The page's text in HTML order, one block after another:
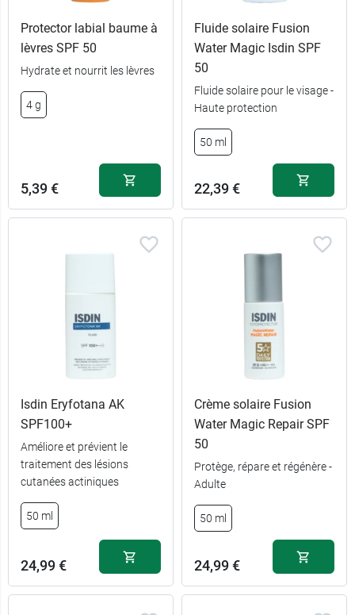
Protector labial baume à
lèvres SPF 50
Hydrate et nourrit les lèvres
4 g
5,39 €
Fluide solaire Fusion
Water Magic Isdin SPF
50
Fluide solaire pour le visage -
Haute protection
50 ml
22,39 €
Isdin Eryfotana AK
SPF100+
Améliore et prévient le
traitement des lésions
cutanées actiniques
50 ml
24,99 €
Crème solaire Fusion
Water Magic Repair SPF
50
Protège, répare et régénère -
Adulte
50 ml
24,99 €